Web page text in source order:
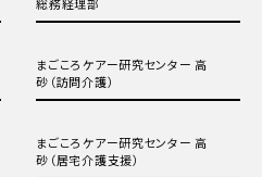
まごころケアー研究センター 高
砂（訪問介護）
まごころケアー研究センター 高
砂（居宅介護支援）